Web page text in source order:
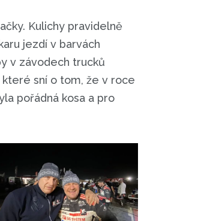
Kulichy pravidelně
jezdí v barvách
v závodech trucků
které sní o tom, že v roce
pořádná kosa a pro